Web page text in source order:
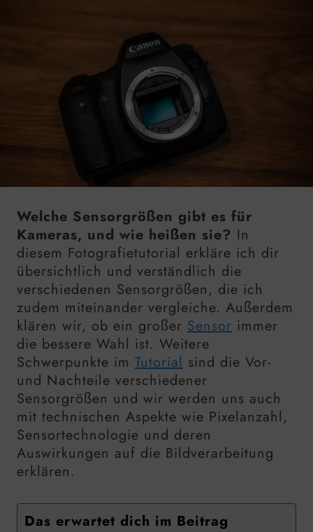
Welche Sensorgrößen gibt es für
Kameras, und wie heißen sie? In
diesem Fotografietutorial erkläre ich dir
übersichtlich und verständlich die
verschiedenen Sensorgrößen, die ich
zudem miteinander vergleiche. Außerdem
klären wir, ob ein großer Sensor immer
die bessere Wahl ist. Weitere
Schwerpunkte im Tutorial sind die Vor-
und Nachteile verschiedener
Sensorgrößen und wir werden uns auch
mit technischen Aspekte wie Pixelanzahl,
Sensortechnologie und deren
Auswirkungen auf die Bildverarbeitung
erklären.
Das erwartet dich im Beitrag